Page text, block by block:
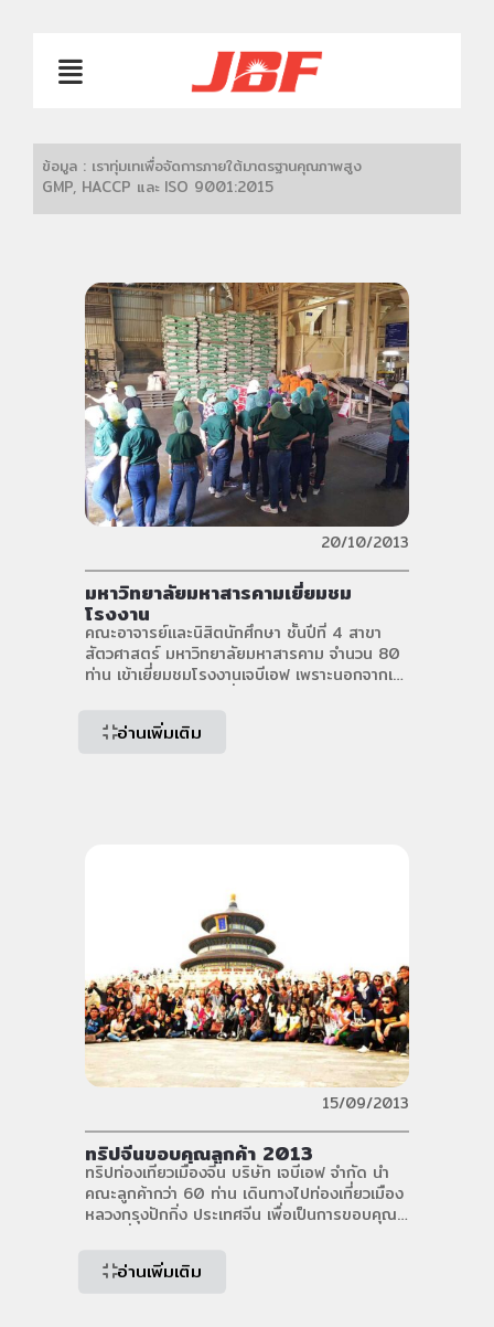
ข้อมูล : เราทุ่มเทเพื่อจัดการภายใต้มาตรฐานคุณภาพสูง
GMP, HACCP และ ISO 9001:2015
20/10/2013
มหาวิทยาลัยมหาสารคามเยี่ยมชม
โรงงาน
คณะอาจารย์และนิสิตนักศึกษา ชั้นปีที่ 4 สาขา
สัตวศาสตร์ มหาวิทยาลัยมหาสารคาม จำนวน 80
ท่าน เข้าเยี่ยมชมโรงงานเจบีเอฟ เพราะนอกจากเรา
มอบความรู้แก่บุคคลที่สนใจ ซึ่งประกอบด้วย
กิจกรรมดังนี้ คือ การรับการฟังการบรรยาย
อ่านเพิ่มเติม
15/09/2013
ทริปจีนขอบคุณลูกค้า 2013
ทริปท่องเทียวเมืองจีน บริษัท เจบีเอฟ จำกัด นำ
คณะลูกค้ากว่า 60 ท่าน เดินทางไปท่องเที่ยวเมือง
หลวงกรุงปักกิ่ง ประเทศจีน เพื่อเป็นการขอบคุณ
ประเทศจีนสมญานามดินแดนที่กว้างใหญ่ไพศาล
และเป็นแหล่งรวมประชากรที่หนาแน่นแห่งหนึ่งของ
อ่านเพิ่มเติม